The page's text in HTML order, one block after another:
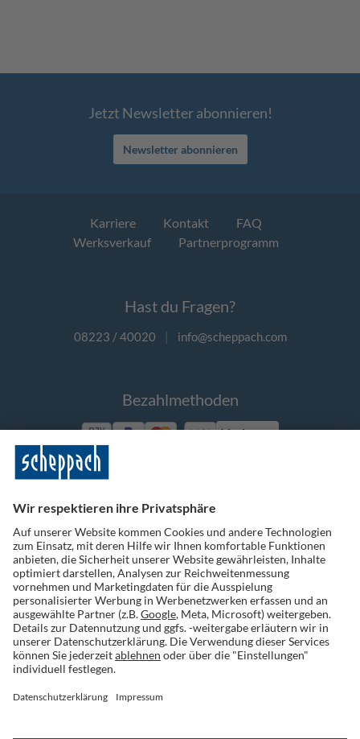
Jetzt Newsletter abonnieren!
Newsletter abonnieren
Karriere Kontakt
FAQ
Werksverkauf
Partnerprogramm
Hast du Fragen?
08223 / 40020 | info@scheppach.com
Bezahlmethoden
Vorkasse
Folge uns auf Social Media